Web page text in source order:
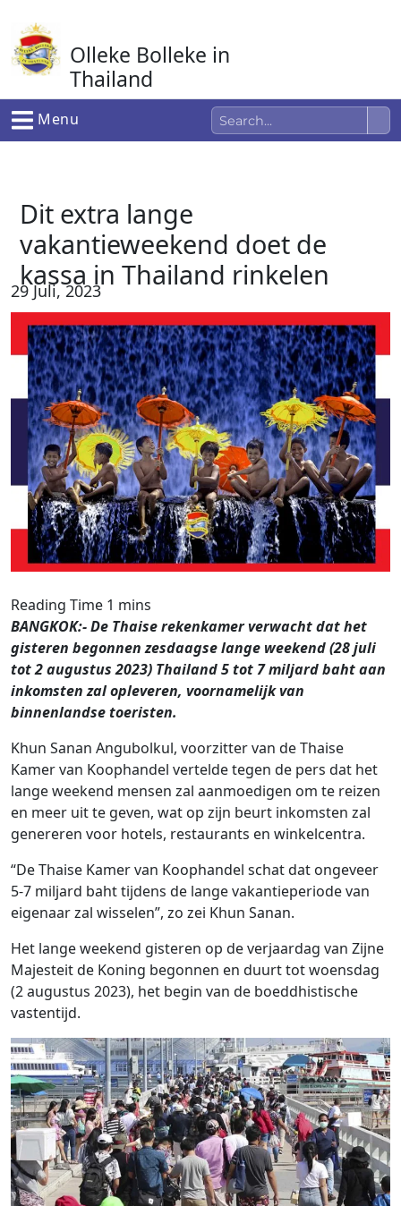
naar
de
inhoud
Olleke Bolleke in
Thailand
In Thailand
Menu
Dit extra lange
vakantieweekend doet de
kassa in Thailand rinkelen
29 Juli, 2023
BANGKOK:- De Thaise rekenkamer verwacht dat het
gisteren begonnen zesdaagse lange weekend (28 juli
tot 2 augustus 2023) Thailand 5 tot 7 miljard baht aan
inkomsten zal opleveren, voornamelijk van
binnenlandse toeristen.
Khun Sanan Angubolkul, voorzitter van de Thaise
Kamer van Koophandel vertelde tegen de pers dat het
lange weekend mensen zal aanmoedigen om te reizen
en meer uit te geven, wat op zijn beurt inkomsten zal
genereren voor hotels, restaurants en winkelcentra.
“De Thaise Kamer van Koophandel schat dat ongeveer
5-7 miljard baht tijdens de lange vakantieperiode van
eigenaar zal wisselen”, zo zei Khun Sanan.
Het lange weekend gisteren op de verjaardag van Zijne
Majesteit de Koning begonnen en duurt tot woensdag
(2 augustus 2023), het begin van de boeddhistische
vastentijd.